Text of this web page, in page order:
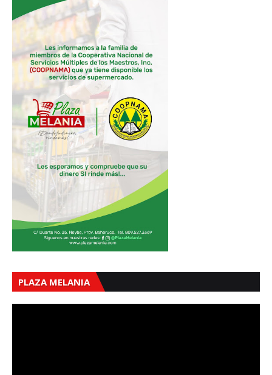
PLAZA MELANIA